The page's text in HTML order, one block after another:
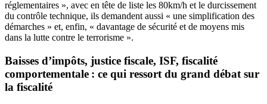
réglementaires », avec en tête de liste les 80km/h et le durcissement
du contrôle technique, ils demandent aussi « une simplification des
démarches » et, enfin, « davantage de sécurité et de moyens mis
dans la lutte contre le terrorisme ».
Baisses d’impôts, justice fiscale, ISF, fiscalité
comportementale : ce qui ressort du grand débat sur
la fiscalité